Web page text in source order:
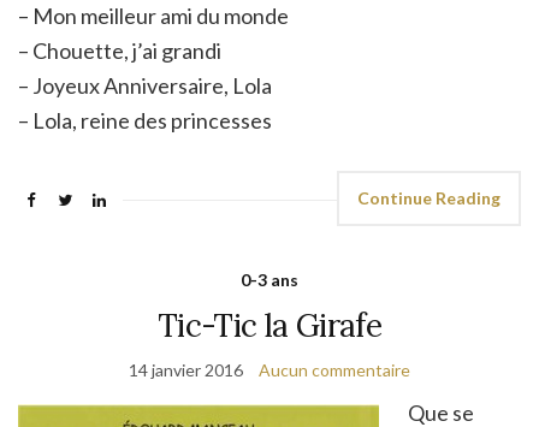
– Mon meilleur ami du monde
– Chouette, j’ai grandi
– Joyeux Anniversaire, Lola
– Lola, reine des princesses
Continue Reading
0-3 ans
Tic-Tic la Girafe
14 janvier 2016 Aucun commentaire
Que se